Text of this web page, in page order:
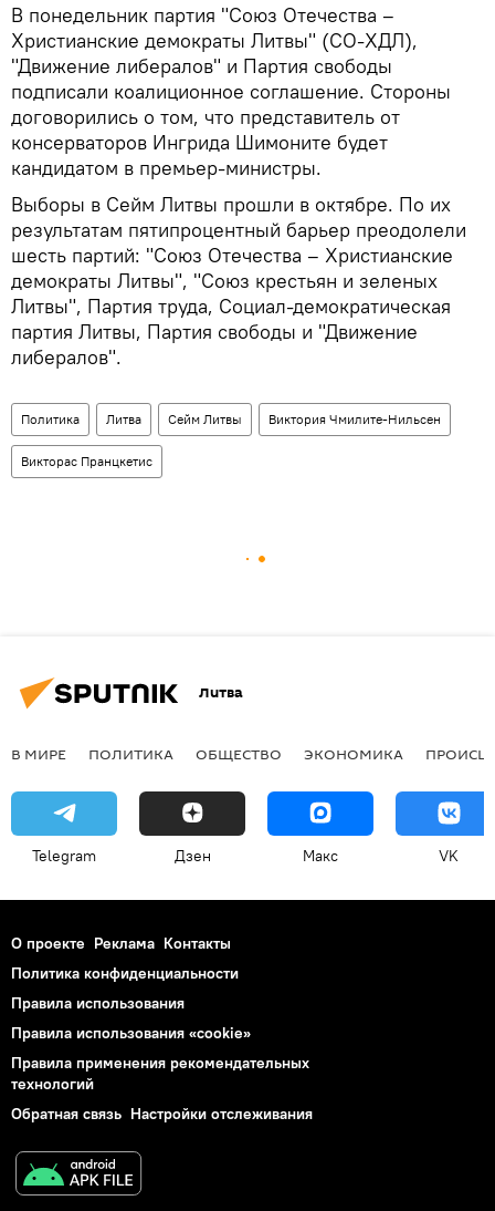
В понедельник партия "Союз Отечества –
Христианские демократы Литвы" (СО-ХДЛ),
"Движение либералов" и Партия свободы
подписали коалиционное соглашение. Стороны
договорились о том, что представитель от
консерваторов Ингрида Шимоните будет
кандидатом в премьер-министры.
Выборы в Сейм Литвы прошли в октябре. По их
результатам пятипроцентный барьер преодолели
шесть партий: "Союз Отечества – Христианские
демократы Литвы", "Союз крестьян и зеленых
Литвы", Партия труда, Социал-демократическая
партия Литвы, Партия свободы и "Движение
либералов".
Политика Литва Сейм Литвы Виктория Чмилите-Нильсен
Викторас Пранцкетис
Литва
В МИРЕ ПОЛИТИКА ОБЩЕСТВО ЭКОНОМИКА
Telegram Дзен Макс VK
О проекте Реклама Контакты
Политика конфиденциальности
Правила использования
Правила использования «cookie»
Правила применения рекомендательных
технологий
Обратная связь Настройки отслеживания